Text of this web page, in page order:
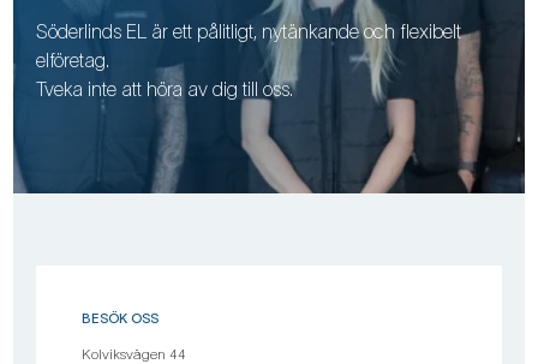
Söderlinds EL är ett pålitligt, nytänkande och flexibelt
elföretag.
Tveka inte att höra av dig till oss.
BESÖK OSS
Kolviksvägen 44